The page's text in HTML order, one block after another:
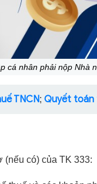
cá nhân phải nộp Nhà
TNCN; Quyết toán
có) của TK 333: